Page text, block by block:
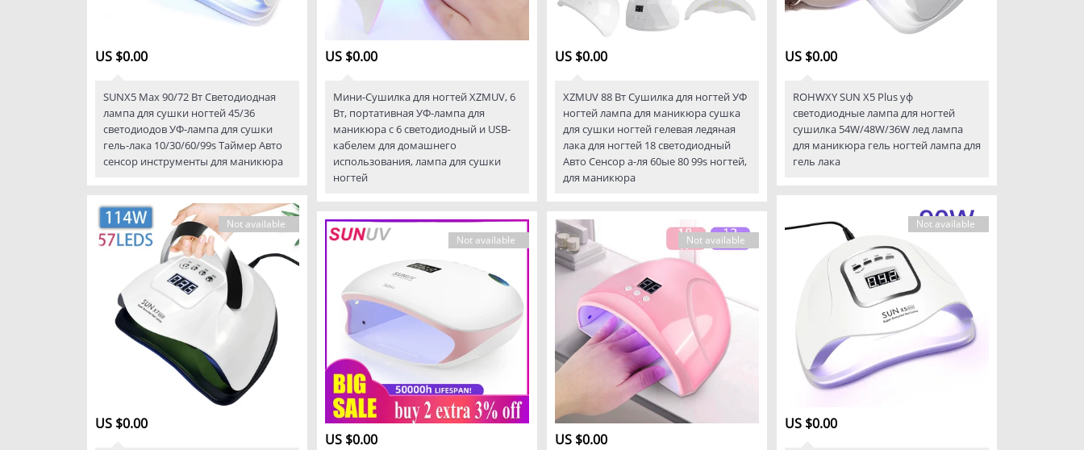
US $0.00
SUNX5 Max 90/72 Вт Светодиодная
лампа для сушки ногтей 45/36
светодиодов УФ-лампа для сушки
гель-лака 10/30/60/99s Таймер Авто
сенсор инструменты для маникюра
US $0.00
Мини-Сушилка для ногтей XZMUV, 6
Вт, портативная УФ-лампа для
маникюра с 6 светодиодный и USB-
кабелем для домашнего
использования, лампа для сушки
ногтей
US $0.00
XZMUV 88 Вт Сушилка для ногтей УФ
ногтей лампа для маникюра сушка
для сушки ногтей гелевая ледяная
лака для ногтей 18 светодиодный
Авто Сенсор а-ля 60ые 80 99s ногтей,
для маникюра
US $0.00
ROHWXY SUN X5 Plus уф
светодиодные лампа для ногтей
сушилка 54W/48W/36W лед лампа
для маникюра гель ногтей лампа для
гель лака
Not available
US $0.00
Not available
US $0.00
Not available
US $0.00
Not available
US $0.00